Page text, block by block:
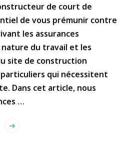
de court de
de vous prémunir contre
les assurances
du travail et les
site de construction
qui nécessitent
Dans cet article, nous
…